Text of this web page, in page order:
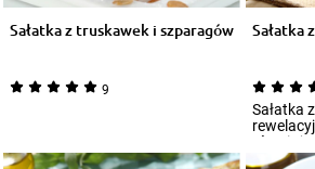
Sałatka z truskawek i szparagów
9
Sałatka
Sałatka
również